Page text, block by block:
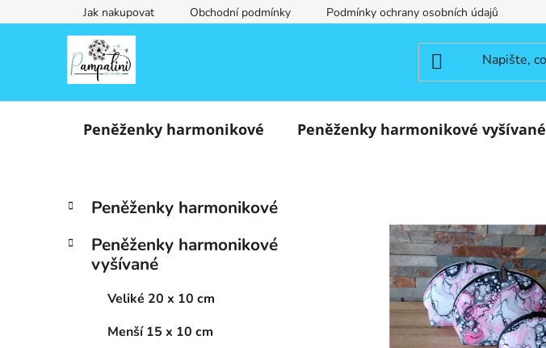
na
Jak nakupovat Obchodní podmínky Podmínky ochrany osobních údajů
Peněženky harmonikové Peněženky harmonikové vyšívané
P
s
Přeskočit
kategorie
K
a
e
Peněženky harmonikové
Peněženky harmonikové
vyšívané
Veliké 20 x 10 cm
Menší 15 x 10 cm